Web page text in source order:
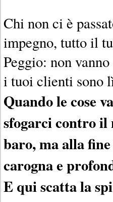
Chi non ci è
impegno, tutto il
Peggio: non
i tuoi clienti sono
Quando le cose
sfogarci contro il
baro, ma alla
carogna e
E qui scatta la